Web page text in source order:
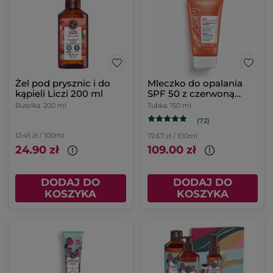
Żel pod prysznic i do
kąpieli Liczi 200 ml
Butelka 200 ml
12.45 zł / 100ml
24.90 zł
DODAJ DO
KOSZYKA
Mleczko do opalania
SPF 50 z czerwoną
mikroalgą 150 ml
Tubka 150 ml
(72)
72.67 zł / 100ml
109.00 zł
DODAJ DO
KOSZYKA